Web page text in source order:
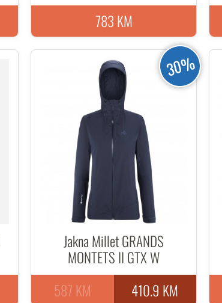
783 KM
30%
Jakna Millet GRANDS
MONTETS II GTX W
410.9 KM
587 KM